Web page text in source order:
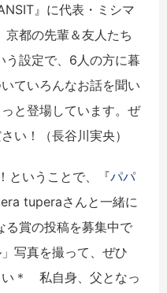
』に代表・ミシマ
京都の先輩＆友人たち
う設定で、6人の方に暮
ていろんなお話を聞い
と登場しています。ぜ
い！（長谷川実央）
ということで、『パパ
tuperaさんと一緒に
る賞の投稿を募集中で
写真を撮って、ぜひ
い＊ 私自身、父となっ